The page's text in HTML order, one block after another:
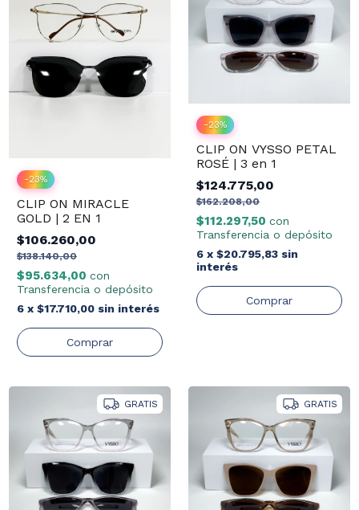
-23%
CLIP ON MIRACLE
GOLD | 2 EN 1
$106.260,00
$138.140,00
$95.634,00 con
Transferencia o depósito
6 x $17.710,00 sin interés
-23%
CLIP ON VYSSO PETAL
ROSÉ | 3 en 1
$124.775,00
$162.208,00
$112.297,50 con
Transferencia o depósito
6 x $20.795,83 sin
interés
GRATIS GRATIS